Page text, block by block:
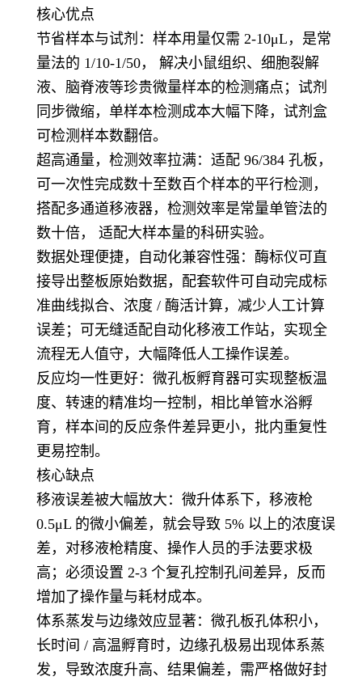
核心优点
节省样本与试剂：样本用量仅需 2-10μL，是常
量法的 1/10-1/50， 解决小鼠组织、细胞裂解
液、脑脊液等珍贵微量样本的检测痛点；试剂
同步微缩，单样本检测成本大幅下降，试剂盒
可检测样本数翻倍。
超高通量，检测效率拉满：适配 96/384 孔板，
可一次性完成数十至数百个样本的平行检测，
搭配多通道移液器，检测效率是常量单管法的
数十倍， 适配大样本量的科研实验。
数据处理便捷，自动化兼容性强：酶标仪可直
接导出整板原始数据，配套软件可自动完成标
准曲线拟合、浓度 / 酶活计算，减少人工计算
误差；可无缝适配自动化移液工作站，实现全
流程无人值守，大幅降低人工操作误差。
反应均一性更好：微孔板孵育器可实现整板温
度、转速的精准均一控制，相比单管水浴孵
育，样本间的反应条件差异更小，批内重复性
更易控制。
核心缺点
移液误差被大幅放大：微升体系下，移液枪
0.5μL 的微小偏差，就会导致 5% 以上的浓度误
差，对移液枪精度、操作人员的手法要求极
高；必须设置 2-3 个复孔控制孔间差异，反而
增加了操作量与耗材成本。
体系蒸发与边缘效应显著：微孔板孔体积小，
长时间 / 高温孵育时，边缘孔极易出现体系蒸
发，导致浓度升高、结果偏差，需严格做好封